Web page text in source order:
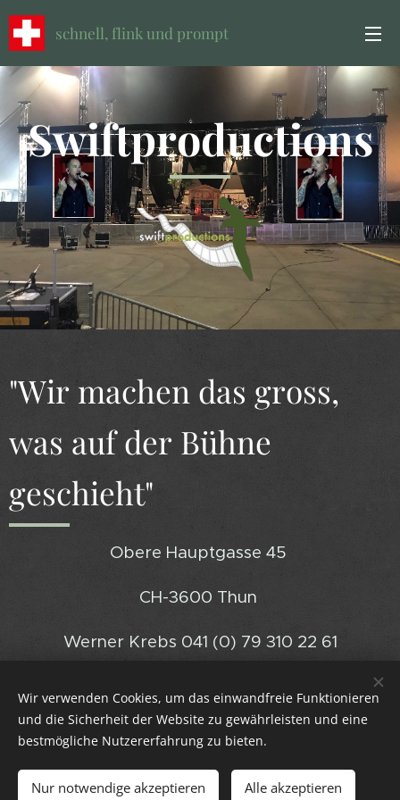
schnell, flink und prompt
Swiftproductions
"Wir machen das gross,
was auf der Bühne
geschieht"
Obere Hauptgasse 45
CH-3600 Thun
Werner Krebs 041 (0) 79 310 22 61
Bilder bereitgestellt von
Wir verwenden Cookies, um das einwandfreie Funktionieren
und die Sicherheit der Website zu gewährleisten und eine
bestmögliche Nutzererfahrung zu bieten.
Nur notwendige akzeptieren Alle akzeptieren